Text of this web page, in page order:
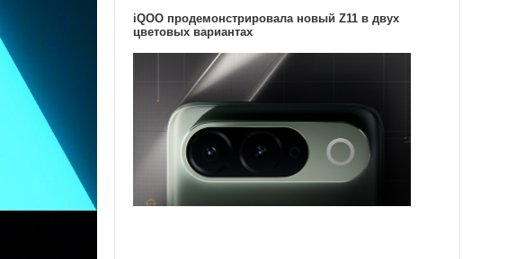
iQOO продемонстрировала новый Z11 в двух
цветовых вариантах